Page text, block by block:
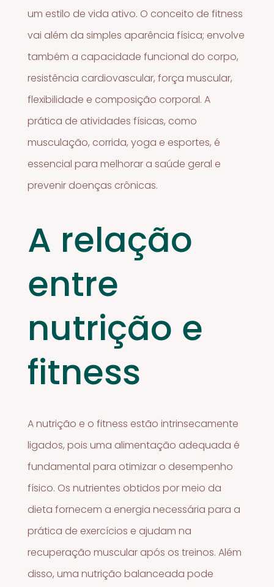
um estilo de vida ativo. O conceito de fitness
vai além da simples aparência física; envolve
também a capacidade funcional do corpo,
resistência cardiovascular, força muscular,
flexibilidade e composição corporal. A
prática de atividades físicas, como
musculação, corrida, yoga e esportes, é
essencial para melhorar a saúde geral e
prevenir doenças crônicas.
A relação
entre
nutrição e
fitness
A nutrição e o fitness estão intrinsecamente
ligados, pois uma alimentação adequada é
fundamental para otimizar o desempenho
físico. Os nutrientes obtidos por meio da
dieta fornecem a energia necessária para a
prática de exercícios e ajudam na
recuperação muscular após os treinos. Além
disso, uma nutrição balanceada pode